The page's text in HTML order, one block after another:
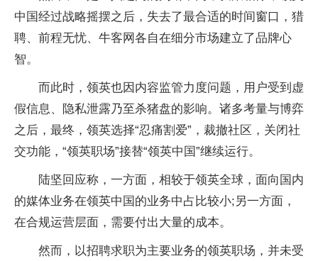
中国经过战略摇摆之后，失去了最合适的时间窗口，猎
聘、前程无忧、牛客网各自在细分市场建立了品牌心
智。
而此时，领英也因内容监管力度问题，用户受到虚
假信息、隐私泄露乃至杀猪盘的影响。诸多考量与博弈
之后，最终，领英选择“忍痛割爱”，裁撤社区，关闭社
交功能，“领英职场”接替“领英中国”继续运行。
陆坚回应称，一方面，相较于领英全球，面向国内
的媒体业务在领英中国的业务中占比较小;另一方面，
在合规运营层面，需要付出大量的成本。
然而，以招聘求职为主要业务的领英职场，并未受